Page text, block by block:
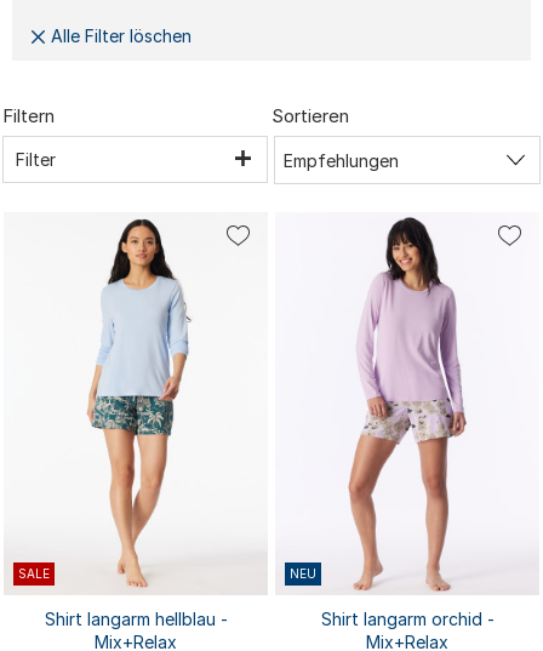
Alle Filter löschen
Filtern
Filter
Sortieren
SALE
Shirt langarm hellblau -
Mix+Relax
NEU
Shirt langarm orchid -
Mix+Relax